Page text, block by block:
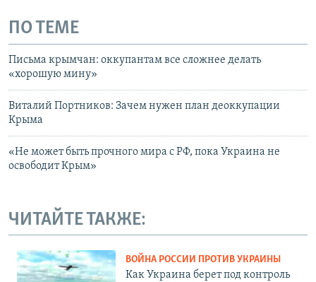
ПО ТЕМЕ
Письма крымчан: оккупантам все сложнее делать
«хорошую мину»
Виталий Портников: Зачем нужен план деоккупации
Крыма
«Не может быть прочного мира с РФ, пока Украина не
освободит Крым»
ЧИТАЙТЕ ТАКЖЕ:
ВОЙНА РОССИИ ПРОТИВ УКРАИНЫ
Как Украина берет под контроль